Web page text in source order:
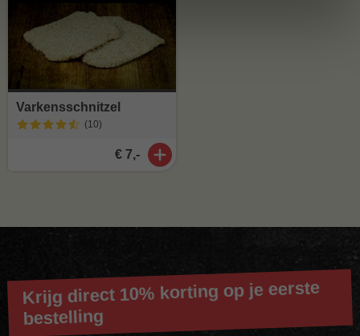
Varkensschnitzel
(10)
€ 7,-
Krijg direct 10% korting op je eerste
bestelling